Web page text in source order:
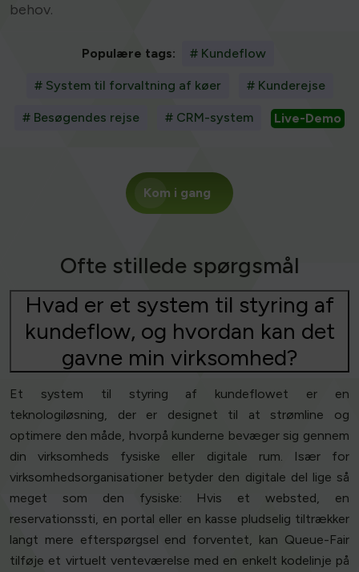
behov.
Populære tags: # Kundeflow
# System til forvaltning af køer # Kunderejse
# Besøgendes rejse # CRM-system Live-Demo
Kom i gang
Ofte stillede spørgsmål
Hvad er et system til styring af
kundeflow, og hvordan kan det
gavne min virksomhed?
Et system til styring af kundeflowet er en
teknologiløsning, der er designet til at strømline og
optimere den måde, hvorpå kunderne bevæger sig gennem
din virksomheds fysiske eller digitale rum. Især for
virksomhedsorganisationer betyder den digitale del lige så
meget som den fysiske: Hvis et websted, en
reservationssti, en portal eller en kasse pludselig tiltrækker
langt mere efterspørgsel end forventet, kan Queue-Fair
tilføje et virtuelt venteværelse med en enkelt kodelinje på